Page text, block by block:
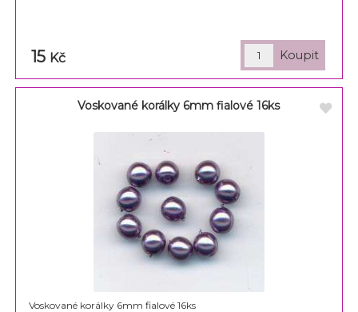
15 Kč
Voskované korálky 6mm fialové 16ks
Voskované korálky 6mm fialové 16ks